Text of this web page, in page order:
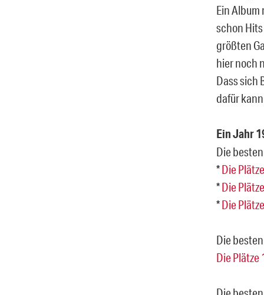
Ein
schon Hits
größten
hier noch
Dass sich
dafür
Ein Jahr
Die
*Die
*Die
*Die
Die
Die Plätze